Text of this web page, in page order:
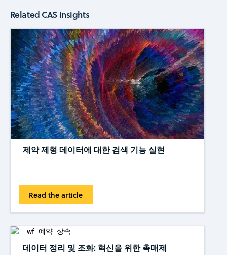
Related CAS Insights
제약 제형 데이터에 대한 검색 기능 실현
Read the article
데이터 정리 및 조화: 혁신을 위한 촉매제